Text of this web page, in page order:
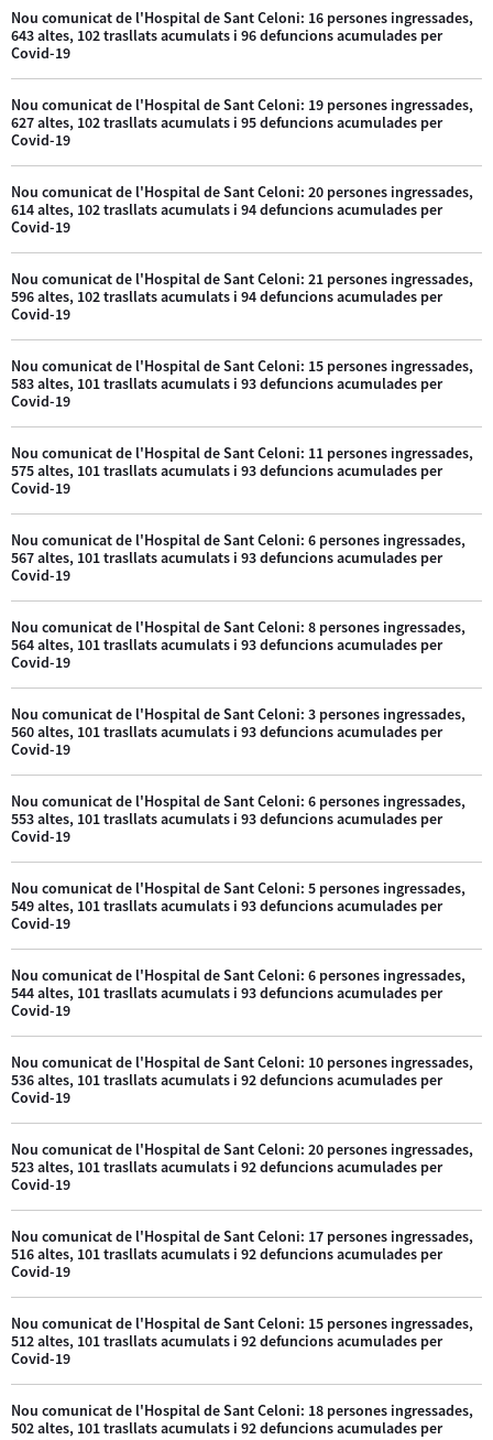
Nou comunicat de l'Hospital de Sant Celoni: 16 persones ingressades,
643 altes, 102 trasllats acumulats i 96 defuncions acumulades per
Covid-19
Nou comunicat de l'Hospital de Sant Celoni: 19 persones ingressades,
627 altes, 102 trasllats acumulats i 95 defuncions acumulades per
Covid-19
Nou comunicat de l'Hospital de Sant Celoni: 20 persones ingressades,
614 altes, 102 trasllats acumulats i 94 defuncions acumulades per
Covid-19
Nou comunicat de l'Hospital de Sant Celoni: 21 persones ingressades,
596 altes, 102 trasllats acumulats i 94 defuncions acumulades per
Covid-19
Nou comunicat de l'Hospital de Sant Celoni: 15 persones ingressades,
583 altes, 101 trasllats acumulats i 93 defuncions acumulades per
Covid-19
Nou comunicat de l'Hospital de Sant Celoni: 11 persones ingressades,
575 altes, 101 trasllats acumulats i 93 defuncions acumulades per
Covid-19
Nou comunicat de l'Hospital de Sant Celoni: 6 persones ingressades,
567 altes, 101 trasllats acumulats i 93 defuncions acumulades per
Covid-19
Nou comunicat de l'Hospital de Sant Celoni: 8 persones ingressades,
564 altes, 101 trasllats acumulats i 93 defuncions acumulades per
Covid-19
Nou comunicat de l'Hospital de Sant Celoni: 3 persones ingressades,
560 altes, 101 trasllats acumulats i 93 defuncions acumulades per
Covid-19
Nou comunicat de l'Hospital de Sant Celoni: 6 persones ingressades,
553 altes, 101 trasllats acumulats i 93 defuncions acumulades per
Covid-19
Nou comunicat de l'Hospital de Sant Celoni: 5 persones ingressades,
549 altes, 101 trasllats acumulats i 93 defuncions acumulades per
Covid-19
Nou comunicat de l'Hospital de Sant Celoni: 6 persones ingressades,
544 altes, 101 trasllats acumulats i 93 defuncions acumulades per
Covid-19
Nou comunicat de l'Hospital de Sant Celoni: 10 persones ingressades,
536 altes, 101 trasllats acumulats i 92 defuncions acumulades per
Covid-19
Nou comunicat de l'Hospital de Sant Celoni: 20 persones ingressades,
523 altes, 101 trasllats acumulats i 92 defuncions acumulades per
Covid-19
Nou comunicat de l'Hospital de Sant Celoni: 17 persones ingressades,
516 altes, 101 trasllats acumulats i 92 defuncions acumulades per
Covid-19
Nou comunicat de l'Hospital de Sant Celoni: 15 persones ingressades,
512 altes, 101 trasllats acumulats i 92 defuncions acumulades per
Covid-19
Nou comunicat de l'Hospital de Sant Celoni: 18 persones ingressades,
502 altes, 101 trasllats acumulats i 92 defuncions acumulades per